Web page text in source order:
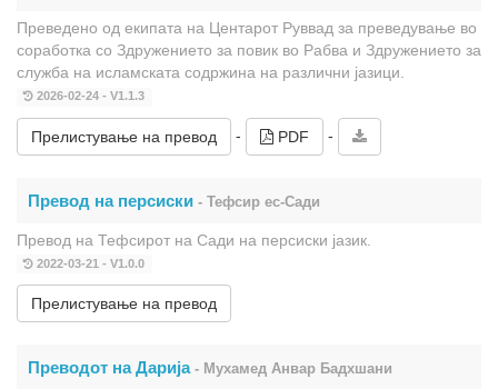
Преведено од екипата на Центарот Руввад за преведување во
соработка со Здружението за повик во Рабва и Здружението за
служба на исламската содржина на различни јазици.
2026-02-24 - V1.1.3
Прелистување на превод - PDF -
Превод на персиски - Тефсир ес-Сади
Превод на Тефсирот на Сади на персиски јазик.
2022-03-21 - V1.0.0
Прелистување на превод
Преводот на Дарија- Мухамед Анвар Бадхшани